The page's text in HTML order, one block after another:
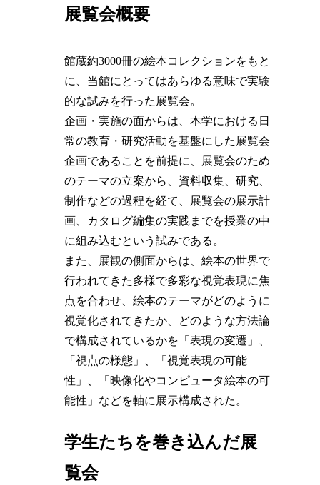
展覧会概要
館蔵約3000冊の絵本コレクションをもと
に、当館にとってはあらゆる意味で実験
的な試みを行った展覧会。
企画・実施の面からは、本学における日
常の教育・研究活動を基盤にした展覧会
企画であることを前提に、展覧会のため
のテーマの立案から、資料収集、研究、
制作などの過程を経て、展覧会の展示計
画、カタログ編集の実践までを授業の中
に組み込むという試みである。
また、展観の側面からは、絵本の世界で
行われてきた多様で多彩な視覚表現に焦
点を合わせ、絵本のテーマがどのように
視覚化されてきたか、どのような方法論
で構成されているかを「表現の変遷」、
「視点の様態」、「視覚表現の可能
性」、「映像化やコンピュータ絵本の可
能性」などを軸に展示構成された。
学生たちを巻き込んだ展
覧会